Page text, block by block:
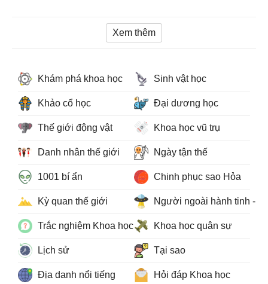
Xem thêm
Khám phá khoa học Sinh vật học
Khảo cổ học Đại dương học
Thế giới động vật Khoa học vũ trụ
Danh nhân thế giới Ngày tận thế
1001 bí ẩn Chinh phục sao Hỏa
Kỳ quan thế giới Người ngoài hành tinh -
Trắc nghiệm Khoa học Khoa học quân sự
Lịch sử Tại sao
Địa danh nổi tiếng Hỏi đáp Khoa học